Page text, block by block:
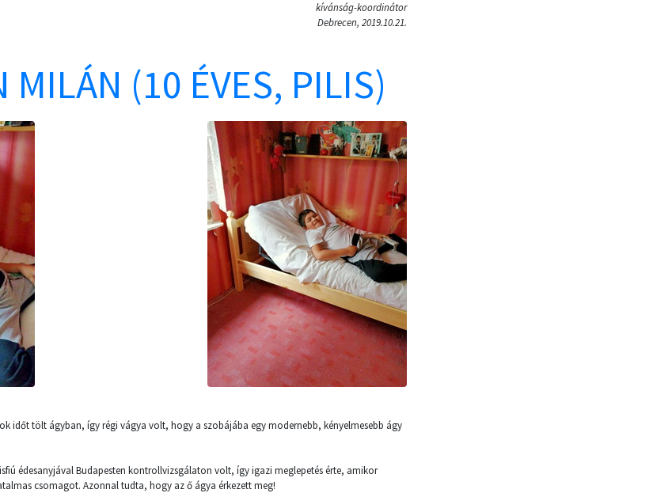
kívánság-koordinátor
Debrecen, 2019.10.21.
MILÁN (10 ÉVES, PILIS)
időt tölt ágyban, így régi vágya volt, hogy a szobájába egy modernebb, kényelmesebb ágy
édesanyjával Budapesten kontrollvizsgálaton volt, így igazi meglepetés érte, amikor
csomagot. Azonnal tudta, hogy az ő ágya érkezett meg!